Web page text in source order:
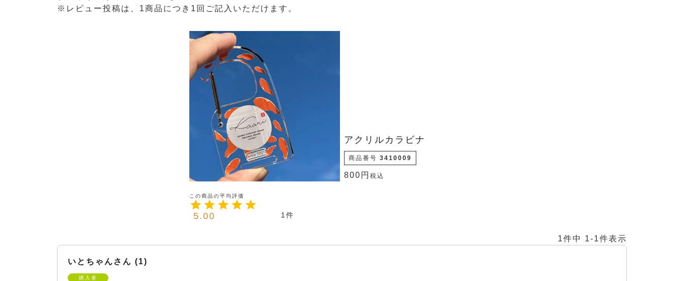
※レビュー投稿は、1商品につき1回ご記入いただけます。
アクリルカラビナ
商品番号 3410009
800 税込
5.00 1
1件中 1-1件表示
いとちゃん 1
購入者